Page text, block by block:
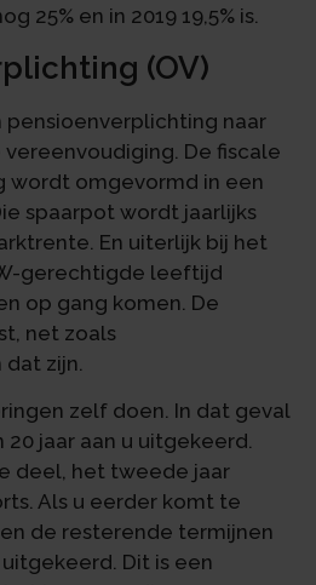
25% en in 2019 19,5% is.
(OV)
pensioenverplichting naar
vereenvoudiging. De fiscale
wordt omgevormd in een
spaarpot wordt jaarlijks
En uiterlijk bij het
gerechtigde leeftijd
op gang komen. De
net zoals
zijn.
zelf doen. In dat geval
jaar aan u uitgekeerd.
deel, het tweede jaar
Als u eerder komt te
de resterende termijnen
Dit is een